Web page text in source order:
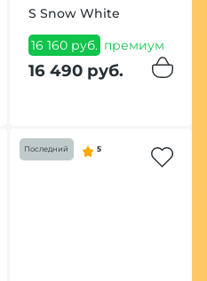
S Snow White
16 160 руб. премиум
16 490 руб.
Последний 5